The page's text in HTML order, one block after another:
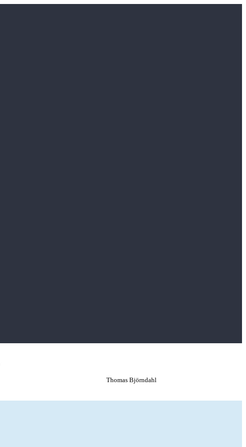
Thomas Björndahl